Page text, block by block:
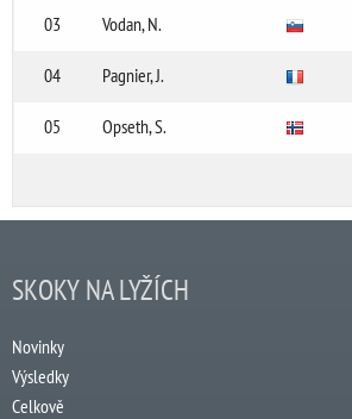
03 Vodan, N.
04 Pagnier, J.
05 Opseth, S.
SKOKY NA LYŽÍCH
Novinky
Výsledky
Celkově